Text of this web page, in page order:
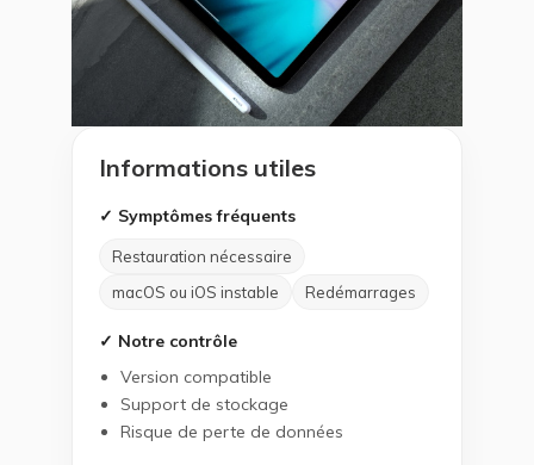
Informations utiles
✓ Symptômes fréquents
Restauration nécessaire
macOS ou iOS instable
Redémarrages
✓ Notre contrôle
Version compatible
Support de stockage
Risque de perte de données